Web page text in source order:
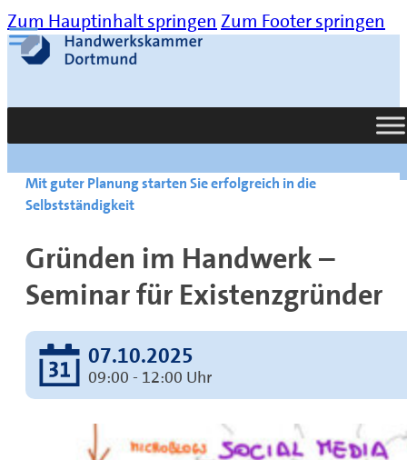
Zum Hauptinhalt springen Zum Footer springen
Suche
Mit guter Planung starten Sie erfolgreich in die
Selbstständigkeit
Gründen im Handwerk –
Seminar für Existenzgründer
07.10.2025
09:00 - 12:00 Uhr